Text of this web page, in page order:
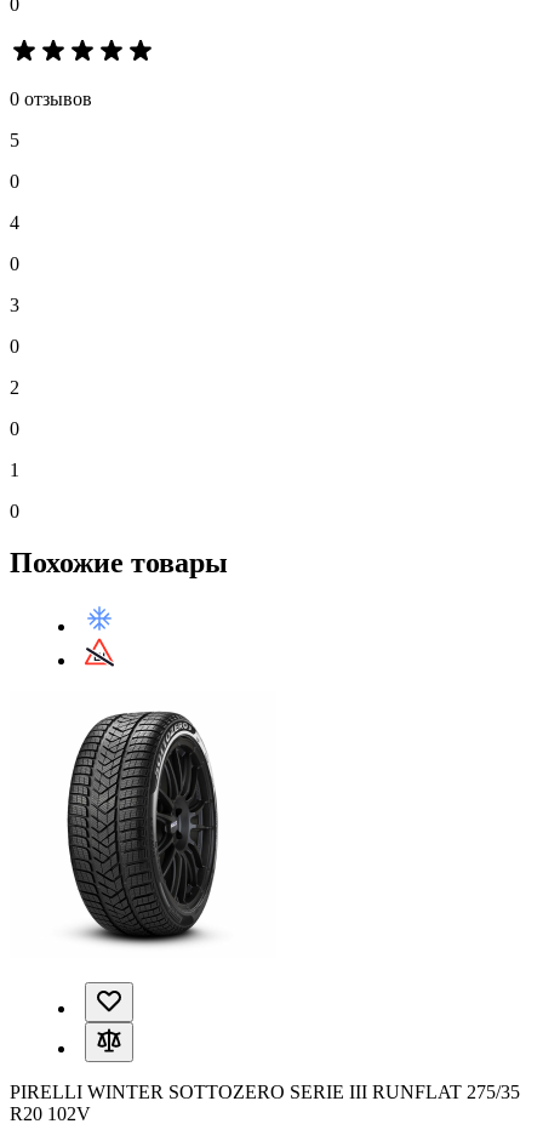
0
0 отзывов
5
0
4
0
3
0
2
0
1
0
Похожие товары
PIRELLI WINTER SOTTOZERO SERIE III RUNFLAT 275/35
R20 102V